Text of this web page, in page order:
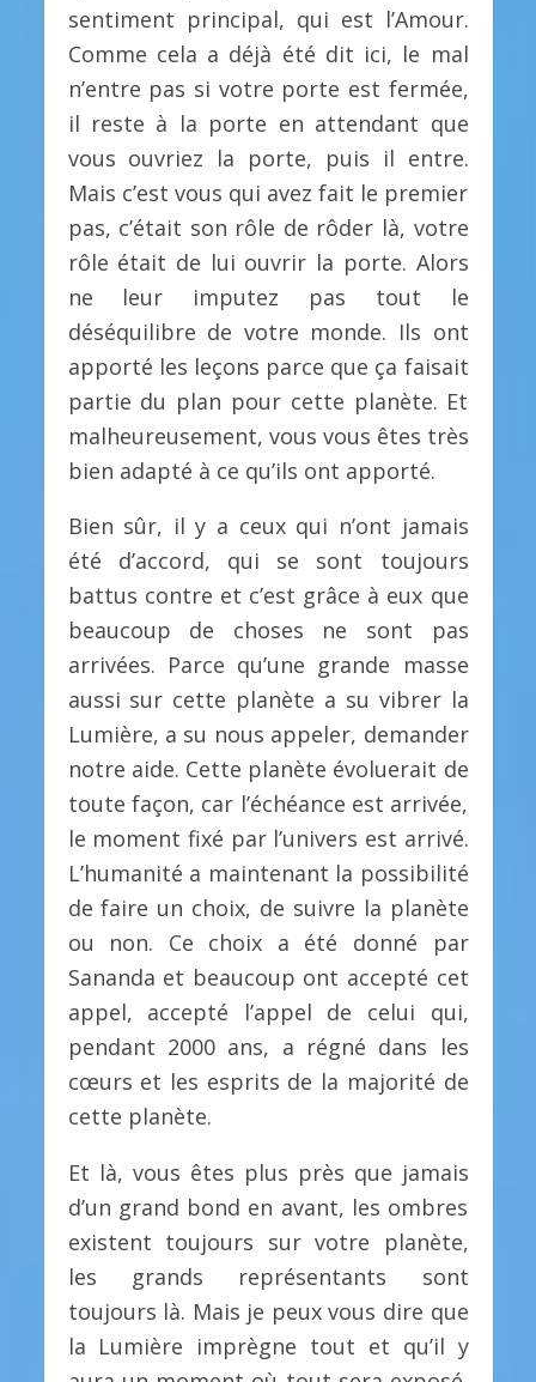
sentiment principal, qui est l’Amour.
Comme cela a déjà été dit ici, le mal
n’entre pas si votre porte est fermée,
il reste à la porte en attendant que
vous ouvriez la porte, puis il entre.
Mais c’est vous qui avez fait le premier
pas, c’était son rôle de rôder là, votre
rôle était de lui ouvrir la porte. Alors
ne leur imputez pas tout le
déséquilibre de votre monde. Ils ont
apporté les leçons parce que ça faisait
partie du plan pour cette planète. Et
malheureusement, vous vous êtes très
bien adapté à ce qu’ils ont apporté.
Bien sûr, il y a ceux qui n’ont jamais
été d’accord, qui se sont toujours
battus contre et c’est grâce à eux que
beaucoup de choses ne sont pas
arrivées. Parce qu’une grande masse
aussi sur cette planète a su vibrer la
Lumière, a su nous appeler, demander
notre aide. Cette planète évoluerait de
toute façon, car l’échéance est arrivée,
le moment fixé par l’univers est arrivé.
L’humanité a maintenant la possibilité
de faire un choix, de suivre la planète
ou non. Ce choix a été donné par
Sananda et beaucoup ont accepté cet
appel, accepté l’appel de celui qui,
pendant 2000 ans, a régné dans les
cœurs et les esprits de la majorité de
cette planète.
Et là, vous êtes plus près que jamais
d’un grand bond en avant, les ombres
existent toujours sur votre planète,
les grands représentants sont
toujours là. Mais je peux vous dire que
la Lumière imprègne tout et qu’il y